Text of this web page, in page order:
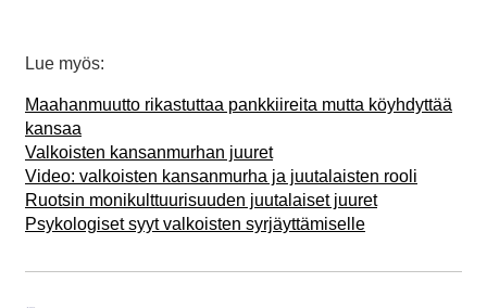
Lue myös:
Maahanmuutto rikastuttaa pankkiireita mutta köyhdyttää
kansaa
Valkoisten kansanmurhan juuret
Video: valkoisten kansanmurha ja juutalaisten rooli
Ruotsin monikulttuurisuuden juutalaiset juuret
Psykologiset syyt valkoisten syrjäyttämiselle